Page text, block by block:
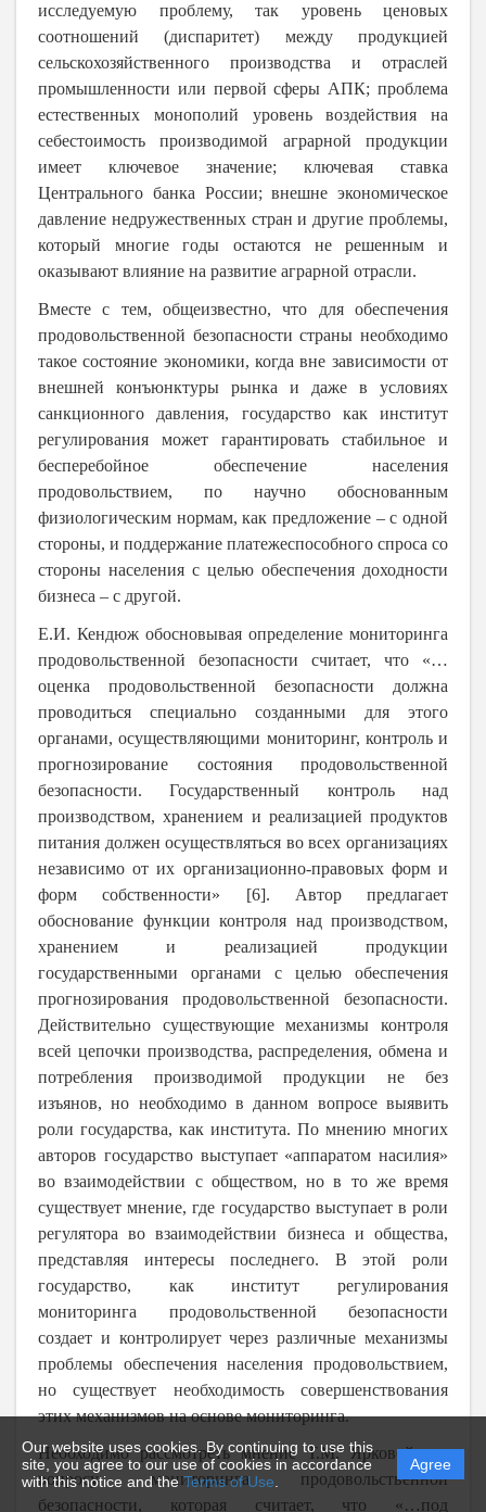
Our website uses cookies. By continuing to use this
site, you agree to our use of cookies in accordance
with this notice and theTerms of Use
Agree
исследуемую проблему, так уровень ценовых
соотношений (диспаритет) между продукцией
сельскохозяйственного производства и отраслей
промышленности или первой сферы АПК; проблема
естественных монополий уровень воздействия на
себестоимость производимой аграрной продукции
имеет ключевое значение; ключевая ставка
Центрального банка России; внешне экономическое
давление недружественных стран и другие проблемы,
который многие годы остаются не решенным и
оказывают влияние на развитие аграрной отрасли.
Вместе с тем, общеизвестно, что для обеспечения
продовольственной безопасности страны необходимо
такое состояние экономики, когда вне зависимости от
внешней конъюнктуры рынка и даже в условиях
санкционного давления, государство как институт
регулирования может гарантировать стабильное и
бесперебойное обеспечение населения
продовольствием, по научно обоснованным
физиологическим нормам, как предложение – с одной
стороны, и поддержание платежеспособного спроса со
стороны населения с целью обеспечения доходности
бизнеса – с другой.
Е.И. Кендюж обосновывая определение мониторинга
продовольственной безопасности считает, что «…
оценка продовольственной безопасности должна
проводиться специально созданными для этого
органами, осуществляющими мониторинг, контроль и
прогнозирование состояния продовольственной
безопасности. Государственный контроль над
производством, хранением и реализацией продуктов
питания должен осуществляться во всех организациях
независимо от их организационно-правовых форм и
форм собственности» [6]. Автор предлагает
обоснование функции контроля над производством,
хранением и реализацией продукции
государственными органами с целью обеспечения
прогнозирования продовольственной безопасности.
Действительно существующие механизмы контроля
всей цепочки производства, распределения, обмена и
потребления производимой продукции не без
изъянов, но необходимо в данном вопросе выявить
роли государства, как института. По мнению многих
авторов государство выступает «аппаратом насилия»
во взаимодействии с обществом, но в то же время
существует мнение, где государство выступает в роли
регулятора во взаимодействии бизнеса и общества,
представляя интересы последнего. В этой роли
государство, как институт регулирования
мониторинга продовольственной безопасности
создает и контролирует через различные механизмы
проблемы обеспечения населения продовольствием,
но существует необходимость совершенствования
этих механизмов на основе мониторинга.
Необходимо рассмотреть мнение Т.М. Ярковой, по
вопросу мониторинга продовольственной
безопасности, которая считает, что «…под